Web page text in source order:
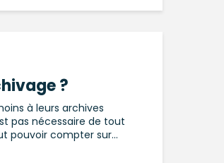
?
à leurs archives
pas nécessaire de tout
pouvoir compter sur...